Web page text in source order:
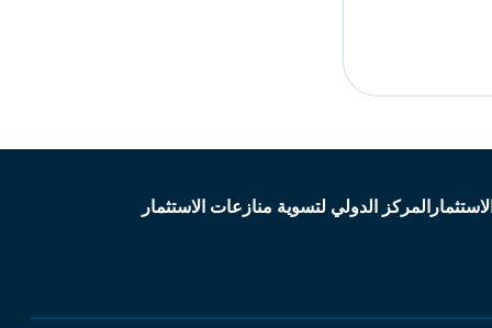
المركز الدولي لتسوية منازعات الاستثمار